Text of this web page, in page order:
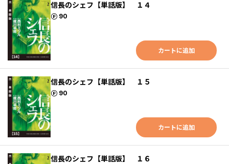
信長のシェフ【単話版】 １４
90
ポイント
カートに追加
信長のシェフ【単話版】 １５
90
ポイント
カートに追加
信長のシェフ【単話版】 １６